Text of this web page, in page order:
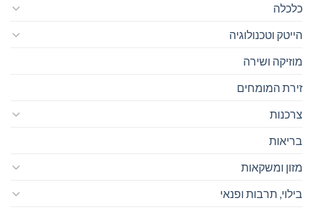
כלכלה
הייטק וטכנולוגיה
מוזיקה ושירה
זירת המומחים
צרכנות
בריאות
מזון ומשקאות
בילוי, תרבות ופנאי